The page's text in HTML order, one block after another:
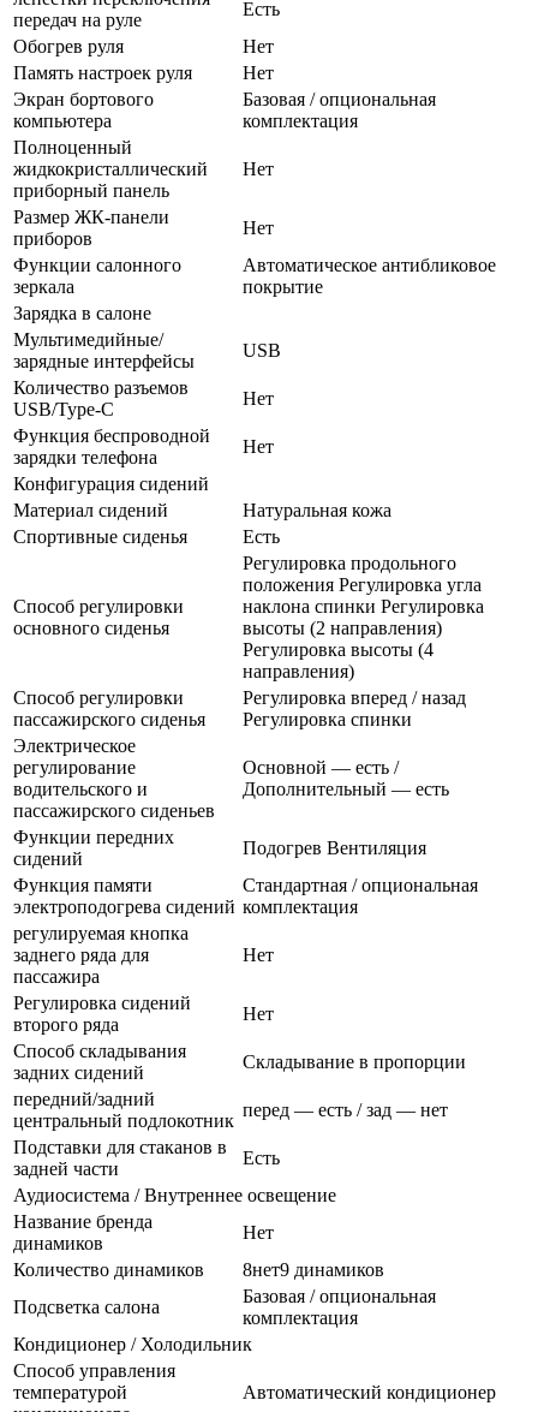
передач на руле
Есть
Обогрев руля
Нет
Память настроек руля
Нет
Экран бортового
компьютера
Базовая / опциональная
комплектация
Полноценный
жидкокристаллический
приборный панель
Нет
Размер ЖК-панели
приборов
Нет
Функции салонного
зеркала
Автоматическое антибликовое
покрытие
Зарядка в салоне
Мультимедийные/
зарядные интерфейсы
USB
Количество разъемов
USB/Type-C
Нет
Функция беспроводной
зарядки телефона
Нет
Конфигурация сидений
Материал сидений
Натуральная кожа
Спортивные сиденья
Есть
Способ регулировки
основного сиденья
Регулировка продольного
положения Регулировка угла
наклона спинки Регулировка
высоты (2 направления)
Регулировка высоты (4
направления)
Способ регулировки
пассажирского сиденья
Регулировка вперед / назад
Регулировка спинки
Электрическое
регулирование
водительского и
пассажирского сиденьев
Основной — есть /
Дополнительный — есть
Функции передних
сидений
Подогрев Вентиляция
Функция памяти
электроподогрева сидений
Стандартная / опциональная
комплектация
регулируемая кнопка
заднего ряда для
пассажира
Нет
Регулировка сидений
второго ряда
Нет
Способ складывания
задних сидений
Складывание в пропорции
передний/задний
центральный подлокотник
перед — есть / зад — нет
Подставки для стаканов в
задней части
Есть
Аудиосистема / Внутреннее освещение
Название бренда
динамиков
Нет
Количество динамиков
8нет9 динамиков
Подсветка салона
Базовая / опциональная
комплектация
Кондиционер / Холодильник
Способ управления
температурой
Автоматический кондиционер